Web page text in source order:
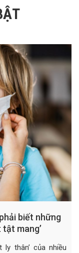
biết những
mang’
thân’ của nhiều